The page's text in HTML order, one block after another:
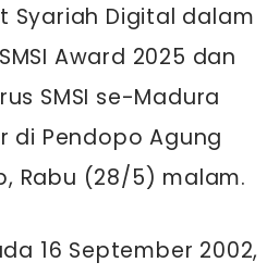
Syariah Digital dalam
Award 2025 dan
SMSI se-Madura
di Pendopo Agung
Rabu (28/5) malam.
16 September 2002,